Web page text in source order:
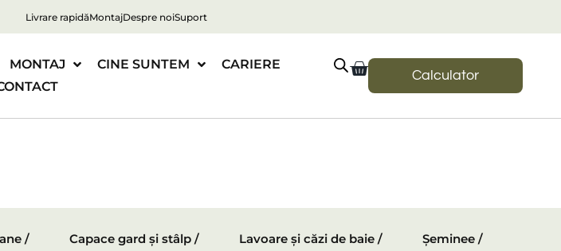
Livrare rapidăMontajDespre noiSuport
MONTAJ CINE SUNTEM
CARIERE
Calculator
/ Capace gard și stâlp / Lavoare și căzi de baie / Șeminee /